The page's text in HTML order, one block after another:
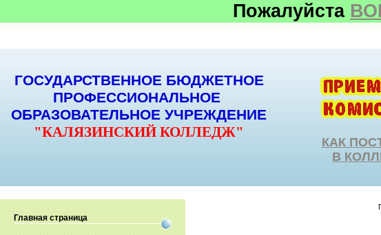
Пожалуйста
ГОСУДАРСТВЕННОЕ БЮДЖЕТНОЕ
ПРОФЕССИОНАЛЬНОЕ
ОБРАЗОВАТЕЛЬНОЕ УЧРЕЖДЕНИЕ
"КАЛЯЗИНСКИЙ КОЛЛЕДЖ"
КАК
В
Главная страница